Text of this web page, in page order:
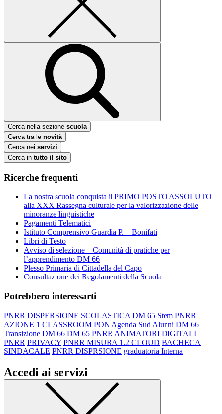
Cerca nella sezione scuola
Cerca tra le novità
Cerca nei servizi
Cerca in tutto il sito
Ricerche frequenti
La nostra scuola conquista il PRIMO POSTO ASSOLUTO
alla XXX Rassegna culturale per la valorizzazione delle
minoranze linguistiche
Pagamenti Telematici
Istituto Comprensivo Guardia P. – Bonifati
Libri di Testo
Avviso di selezione – Comunità di pratiche per
l’apprendimento DM 66
Plesso Primaria di Cittadella del Capo
Consultazione dei Regolamenti della Scuola
Potrebbero interessarti
PNRR DISPERSIONE SCOLASTICA DM 65 Stem PNRR
AZIONE 1 CLASSROOM PON Agenda Sud Alunni DM 66
Transizione DM 66 DM 65 PNRR ANIMATORI DIGITALI
PNRR PRIVACY PNRR MISURA 1.2 CLOUD BACHECA
SINDACALE PNRR DISPRSIONE graduatoria Interna
Accedi ai servizi